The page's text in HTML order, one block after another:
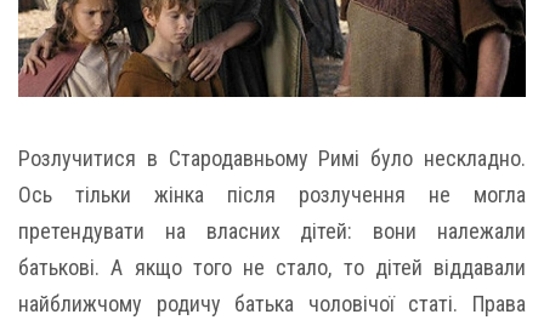
Розлучитися в Стародавньому Римі було нескладно.
Ось тільки жінка після розлучення не могла
претендувати на власних дітей: вони належали
батькові. А якщо того не стало, то дітей віддавали
найближчому родичу батька чоловічої статі. Права